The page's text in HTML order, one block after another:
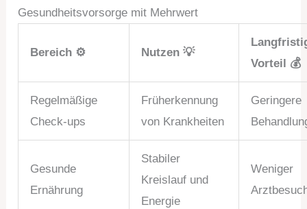
Gesundheitsvorsorge mit Mehrwert
Bereich ⚙️ Nutzen 💡
Vorteil 💰
Regelmäßige
Check-ups
Früherkennung
von Krankheiten
Geringere
Gesunde
Ernährung
Stabiler
Kreislauf und
Energie
Weniger